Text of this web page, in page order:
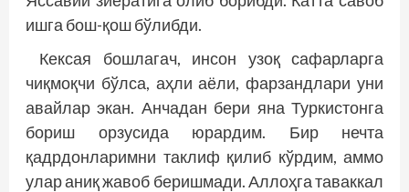
ишга бош-қош бўлибди.
Кексая бошлагач, инсон узоқ сафарларга
чиқмоқчи бўлса, аҳли аёли, фарзандлари уни
авайлар экан. Анчадан бери яна Туркистонга
бориш орзусида юрардим. Бир нечта
қадрдонларимни таклиф қилиб кўрдим, аммо
улар аниқ жавоб беришмади. Аллоҳга таваккал